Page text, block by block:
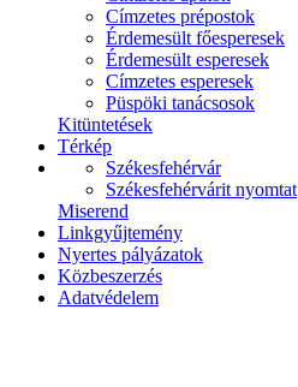
Címzetes prépostok
Érdemesült főesperesek
Érdemesült esperesek
Címzetes esperesek
Püspöki tanácsosok
Kitüntetések
Térkép
Székesfehérvár
Székesfehérvárit nyomtat
Miserend
Linkgyűjtemény
Nyertes pályázatok
Közbeszerzés
Adatvédelem